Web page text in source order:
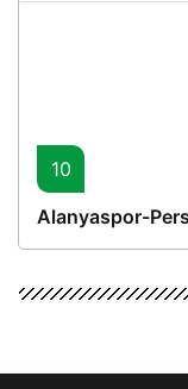
10
Alanyaspor-